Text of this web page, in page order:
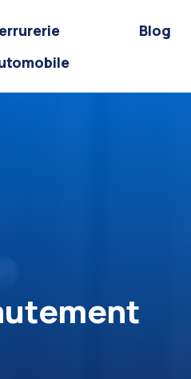
Blog